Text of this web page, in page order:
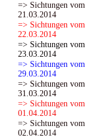
=> Sichtungen vom
21.03.2014
=> Sichtungen vom
22.03.2014
=> Sichtungen vom
23.03.2014
=> Sichtungen vom
29.03.2014
=> Sichtungen vom
31.03.2014
=> Sichtungen vom
01.04.2014
=> Sichtungen vom
02.04.2014